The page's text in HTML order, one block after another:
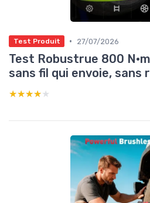
Test Produit • 27/07/2026
Test Robustrue 800
sans fil qui envoie, sans
★★★★★
★★★★★